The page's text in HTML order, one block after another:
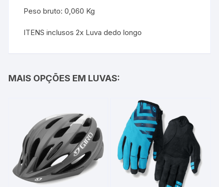
Peso bruto: 0,060 Kg
ITENS inclusos 2x Luva dedo longo
MAIS OPÇÕES EM LUVAS: